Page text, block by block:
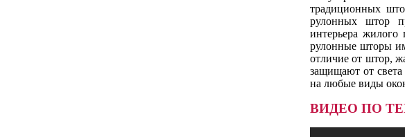
традиционных
рулонных штор
интерьера
рулонные шторы
отличие от штор,
защищают от
на любые виды
ВИДЕО ПО